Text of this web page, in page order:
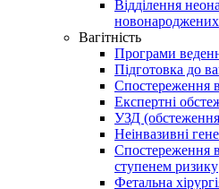
Відділення
новонароджених
Вагітність
Програми
Підготовка до
Спостереження
Експертні
УЗД
Неінвазивні
Спостереження
ступенем ризику
Фетальна